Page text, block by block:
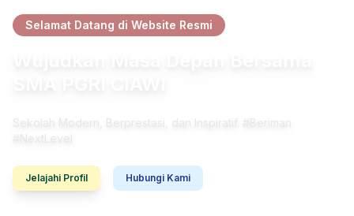
Selamat Datang di Website Resmi
Sekolah Modern, Berprestasi, dan Inspiratif. #Beriman
#NextLevel
Jelajahi Profil Hubungi Kami